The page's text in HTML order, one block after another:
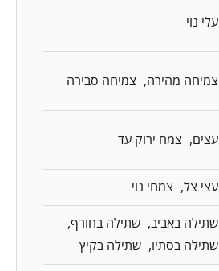
עלי נוי
צמיחה מהירה צמיחה סבירה
עצים צמח ירוק עד
עצי צל צמחי נוי
שתילה באביב שתילה בחורף
שתילה בסתיו
שתילה בקיץ